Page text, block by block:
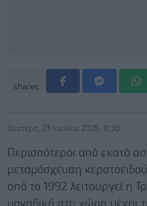
shares
Δευτέρα, 23 Ιουνίου 2025, 11:30
Περισσότεροι από εκατό
μεταμόσχευση
από το 1992 λειτουργεί η
μοναδική στη χώρα μέχρι